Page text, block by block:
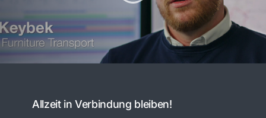
Allzeit in Verbindung bleiben!